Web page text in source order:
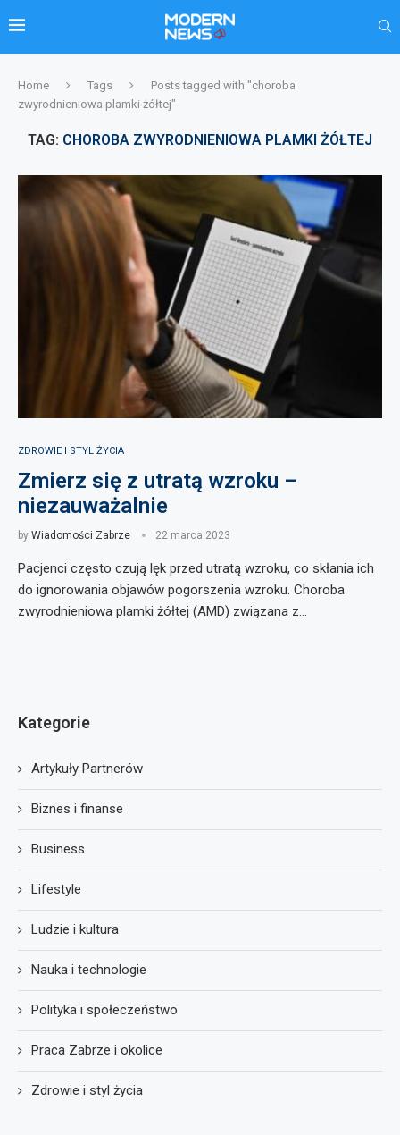
Home Tags
Posts tagged with "choroba
zwyrodnieniowa plamki żółtej"
TAG: CHOROBA ZWYRODNIENIOWA PLAMKI ŻÓŁTEJ
ZDROWIE I STYL ŻYCIA
Zmierz się z utratą wzroku –
niezauważalnie
by Wiadomości Zabrze 22 marca 2023
Pacjenci często czują lęk przed utratą wzroku, co skłania ich
do ignorowania objawów pogorszenia wzroku. Choroba
zwyrodnieniowa plamki żółtej (AMD) związana z…
Kategorie
Artykuły Partnerów
Biznes i finanse
Business
Lifestyle
Ludzie i kultura
Nauka i technologie
Polityka i społeczeństwo
Praca Zabrze i okolice
Zdrowie i styl życia